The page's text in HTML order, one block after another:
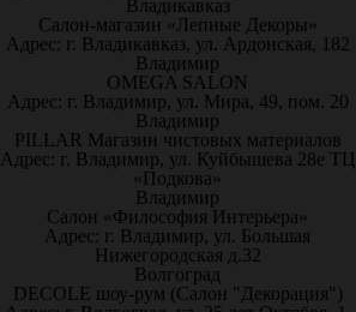
Владикавказ
Салон-магазин «Лепные Декоры»
Адрес: г. Владикавказ, ул. Ардонская, 182
Владимир
OMEGA SALON
Адрес: г. Владимир, ул. Мира, 49, пом. 20
Владимир
PILLAR Магазин чистовых материалов
Адрес: г. Владимир, ул. Куйбышева 28е ТЦ
«Подкова»
Владимир
Салон «Философия Интерьера»
Адрес: г. Владимир, ул. Большая
Нижегородская д.32
Волгоград
DECOLE шоу-рум (Салон "Декорация")